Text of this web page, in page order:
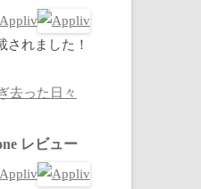
されました！
去った日々
レビュー